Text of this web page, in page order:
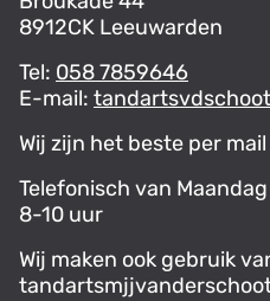
8912CK Leeuwarden
Tel: 058 7859646
E-mail:
Wij zijn het beste per
Telefonisch van
8-10 uur
Wij maken ook gebruik